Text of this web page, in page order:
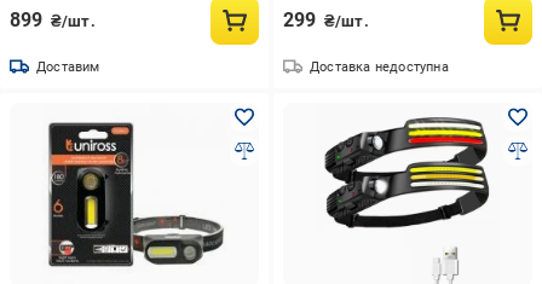
899 ₴/шт.
Доставим
299 ₴/шт.
Доставка недоступна